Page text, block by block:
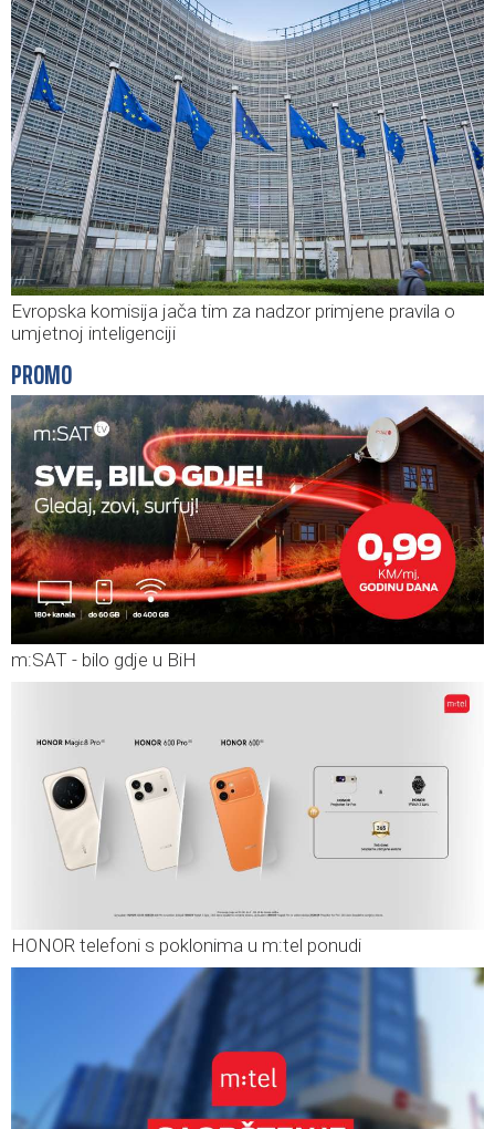
Evropska komisija jača tim za nadzor primjene pravila o
umjetnoj inteligenciji
PROMO
m:SAT - bilo gdje u BiH
HONOR telefoni s poklonima u m:tel ponudi